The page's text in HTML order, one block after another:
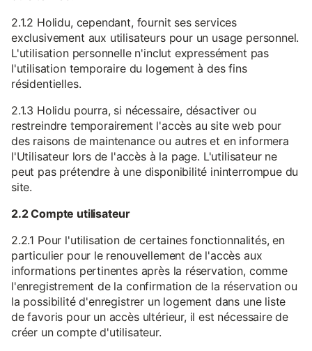
2.1.2 Holidu, cependant, fournit ses services
exclusivement aux utilisateurs pour un usage personnel.
L'utilisation personnelle n'inclut expressément pas
l'utilisation temporaire du logement à des fins
résidentielles.
2.1.3 Holidu pourra, si nécessaire, désactiver ou
restreindre temporairement l'accès au site web pour
des raisons de maintenance ou autres et en informera
l'Utilisateur lors de l'accès à la page. L'utilisateur ne
peut pas prétendre à une disponibilité ininterrompue du
site.
2.2 Compte utilisateur
2.2.1 Pour l'utilisation de certaines fonctionnalités, en
particulier pour le renouvellement de l'accès aux
informations pertinentes après la réservation, comme
l'enregistrement de la confirmation de la réservation ou
la possibilité d'enregistrer un logement dans une liste
de favoris pour un accès ultérieur, il est nécessaire de
créer un compte d'utilisateur.